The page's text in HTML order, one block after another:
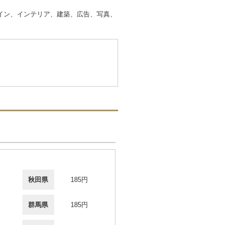
、インテリア、建築、広告、写真、
秋田県 185円
群馬県 185円